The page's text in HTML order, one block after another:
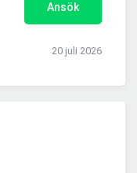
Ansök
20 juli 2026